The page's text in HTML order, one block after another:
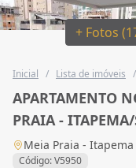
+ Fotos
Inicial / Lista de imóveis /
APARTAMENTO
PRAIA - ITAPEMA/
Meia Praia - Itapema
Código: V5950